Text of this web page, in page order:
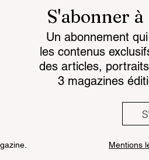
post-
et souveraineté :
à l’heure de la
bascule
S'abonner à
Un abonnement
les contenus
des articles,
3 magazines
Mentions